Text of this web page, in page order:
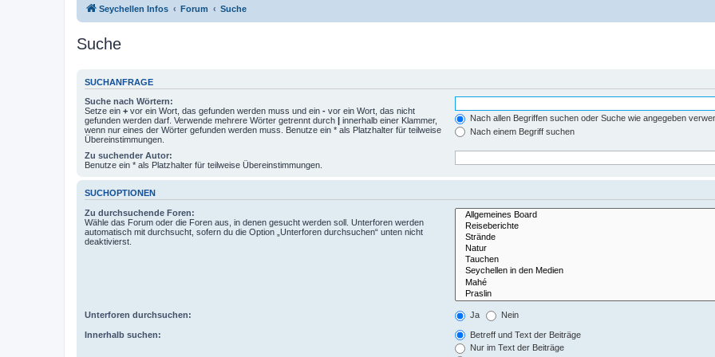
Seychellen Infos Forum Suche
Suche
SUCHANFRAGE
Suche nach Wörtern:
Setze ein + vor ein Wort, das gefunden werden muss und ein - vor ein Wort, das nicht
gefunden werden darf. Verwende mehrere Wörter getrennt durch | innerhalb einer Klammer,
wenn nur eines der Wörter gefunden werden muss. Benutze ein * als Platzhalter für teilweise
Übereinstimmungen.
Nach allen Begriffen suchen oder Suche wie angegeben
Nach einem Begriff suchen
Zu suchender Autor:
Benutze ein * als Platzhalter für teilweise Übereinstimmungen.
SUCHOPTIONEN
Zu durchsuchende Foren:
Wähle das Forum oder die Foren aus, in denen gesucht werden soll. Unterforen werden
automatisch mit durchsucht, sofern du die Option „Unterforen durchsuchen“ unten nicht
deaktivierst.
Unterforen durchsuchen: Ja Nein
Innerhalb suchen:
Betreff und Text der Beiträge
Nur im Text der Beiträge